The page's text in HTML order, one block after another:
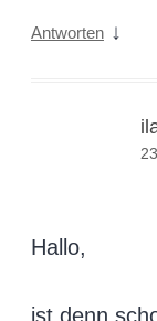
Antworten ↓
Hallo,
ist denn